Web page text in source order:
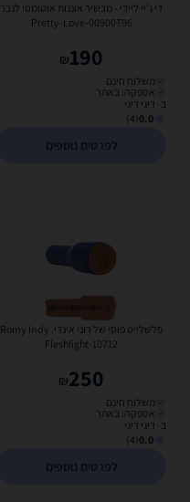
די ג'יי ליידי - מכשיר אוננות אוטומטי לגבר
Pretty-Love-00900T96
190
₪
משלוח חינם
אספקה: באתר
ב- דיגי דיגי
0.0
(4)
לפרטים נוספים
פלשלייט פוסי של רוני אינדי. Romy Indy
Fleshlight-10712
250
₪
משלוח חינם
אספקה: באתר
ב- דיגי דיגי
0.0
(4)
לפרטים נוספים